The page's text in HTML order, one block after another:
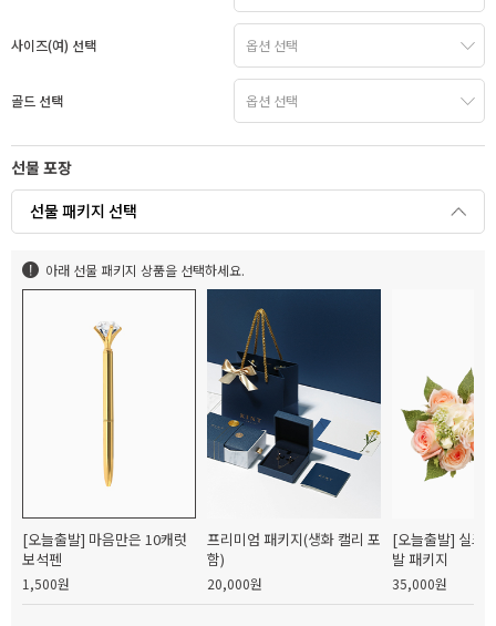
사이즈(여) 선택
골드 선택
선물 포장
선물 패키지 선택
아래 선물 패키지 상품을 선택하세요.
[오늘출발] 마음만은 10캐럿
보석펜
1,500원
프리미엄 패키지(생화 캘리 포
함)
20,000원
[오늘출발] 실크
발 패키지
35,000원